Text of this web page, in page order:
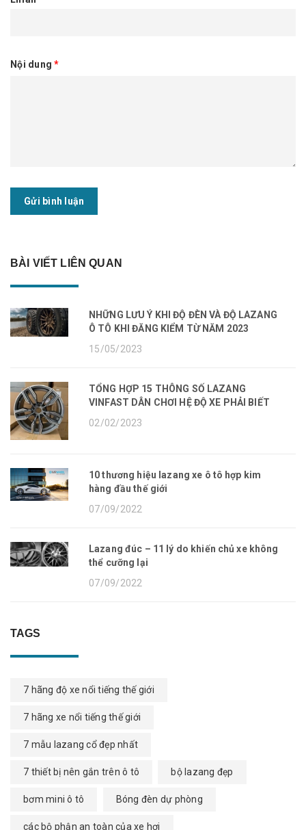
Nội dung*
Gửi bình luận
BÀI VIẾT LIÊN QUAN
NHỮNG LƯU Ý KHI ĐỘ ĐÈN VÀ ĐỘ LAZANG
Ô TÔ KHI ĐĂNG KIỂM TỪ NĂM 2023
15/05/2023
TỔNG HỢP 15 THÔNG SỐ LAZANG
VINFAST DÂN CHƠI HỆ ĐỘ XE PHẢI BIẾT
02/02/2023
10 thương hiệu lazang xe ô tô hợp kim
hàng đầu thế giới
07/09/2022
Lazang đúc – 11 lý do khiến chủ xe không
thể cưỡng lại
07/09/2022
TAGS
7 hãng độ xe nổi tiếng thế giới
7 hãng xe nổi tiếng thế giới
7 mẫu lazang cổ đẹp nhất
7 thiết bị nên gắn trên ô tô bộ lazang đẹp
bơm mini ô tô Bóng đèn dự phòng
các bộ phận an toàn của xe hơi